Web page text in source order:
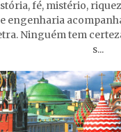
fé, mistério,
engenharia
Ninguém tem
s...